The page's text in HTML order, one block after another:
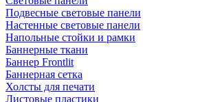
Подвесные световые панели
Настенные световые панели
Напольные стойки и рамки
Баннерные ткани
Баннер Frontlit
Баннерная сетка
Холсты для печати
Листовые пластики